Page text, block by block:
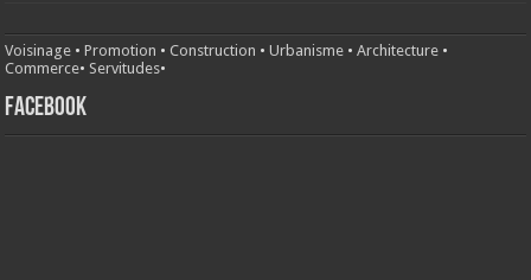
Voisinage •Promotion •Construction •Urbanisme •Architecture •
Commerce• Servitudes•
FACEBOOK